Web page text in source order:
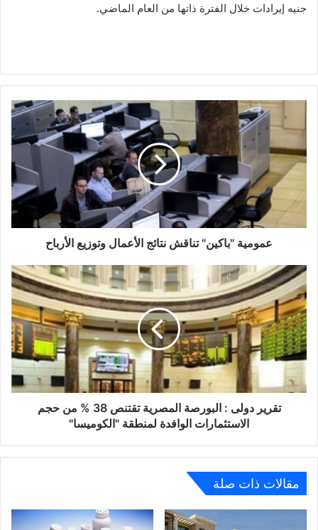
جنيه إيرادات خلال الفترة ذاتها من العام الماضي.
عمومية
"باكين"
تناقش
نتائج
الأعمال
وتوزيع
عمومية "باكين" تناقش نتائج الأعمال وتوزيع الأرباح
تقرير
دولى
:
البورصة
المصرية
تقتنص
38
من
تقرير دولى : البورصة المصرية تقتنص 38 % من حجم
الاستثمارات الوافدة لمنطقة "الكوميسا"
مقالات ذات صلة